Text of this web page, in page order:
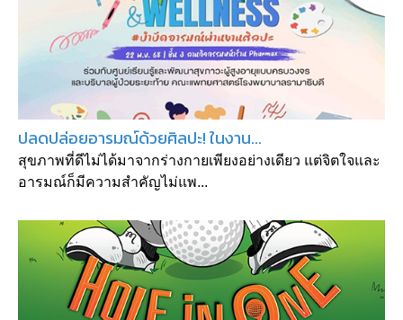
ปลดปล่อยอารมณ์ด้วยศิลปะ! ในงาน...
สุขภาพที่ดีไม่ได้มาจากร่างกายเพียงอย่างเดียว แต่จิตใจและ
อารมณ์ก็มีความสำคัญไม่แพ...